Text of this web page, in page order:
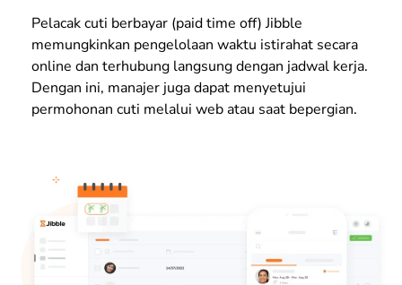
Pelacak cuti berbayar (paid time off)Jibble
memungkinkan pengelolaan waktu istirahat secara
online dan terhubung langsung dengan jadwal kerja.
Dengan ini, manajer juga dapat menyetujui
permohonan cuti melalui web atau saat bepergian.